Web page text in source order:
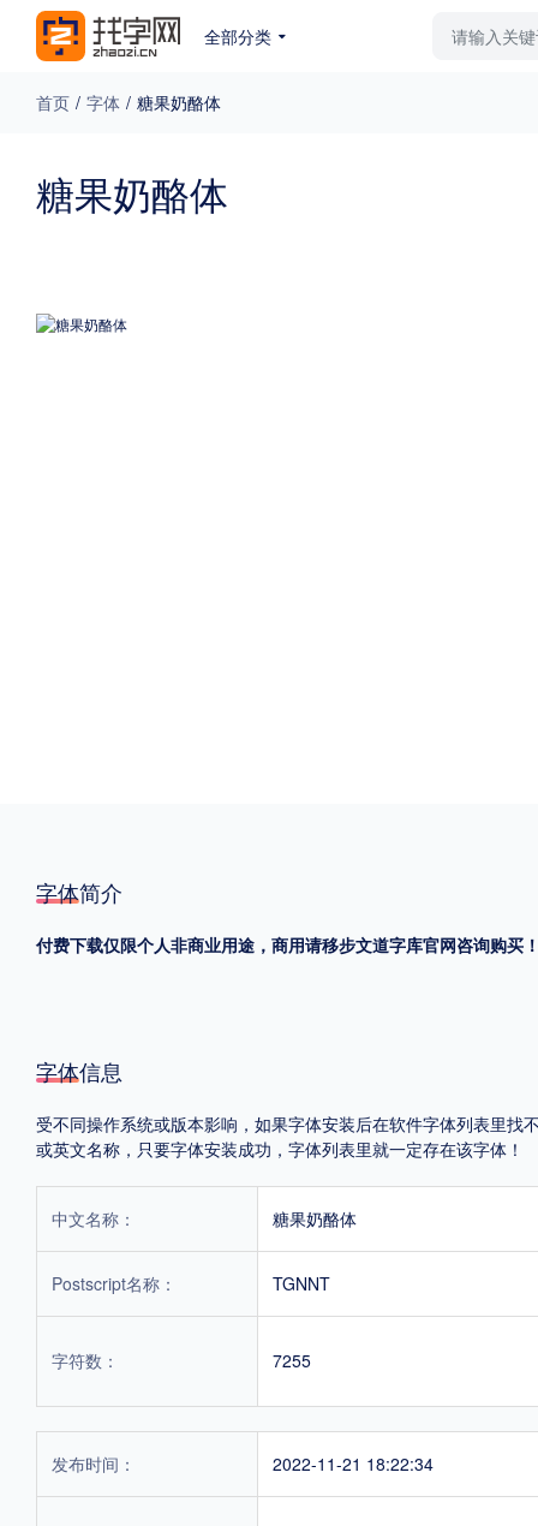
全部分类
免费下载 收费下载
POP字体下载
首页 / 字体 / 糖果奶酪体
糖果奶酪体
字体简介
付费下载仅限个人非商业用途，商用请移步文道字库官网咨询购买
字体信息
受不同操作系统或版本影响，如果字体安装后在软件字体列表里
或英文名称，只要字体安装成功，字体列表里就一定存在该字体！
中文名称： 糖果奶酪体
Postscript名称： TGNNT
字符数： 7255
发布时间： 2022-11-21 18:22:34